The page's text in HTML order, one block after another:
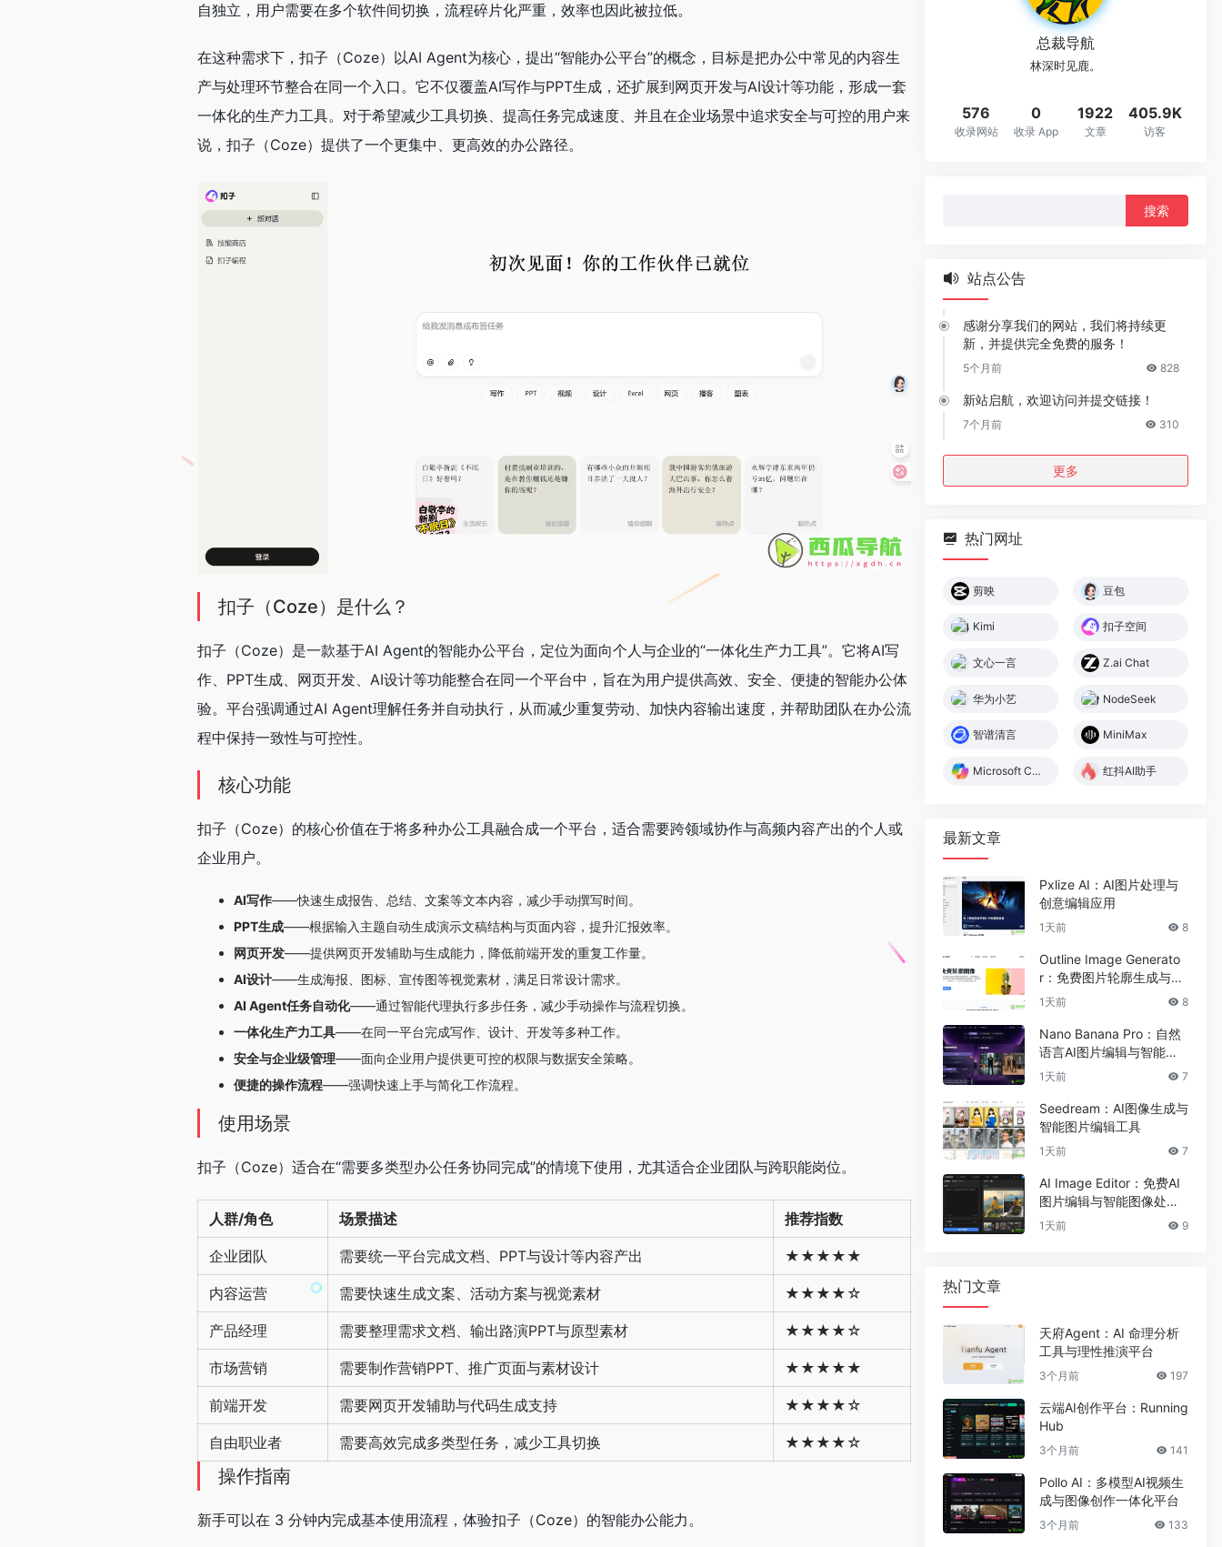
自独立，用户需要在多个软件间切换，流程碎片化严重，效率也因此被拉低。
在这种需求下，扣子（Coze）以AI Agent为核心，提出“智能办公平台”的概念，目标是把办公中常见的内容生
产与处理环节整合在同一个入口。它不仅覆盖AI写作与PPT生成，还扩展到网页开发与AI设计等功能，形成一套
一体化的生产力工具。对于希望减少工具切换、提高任务完成速度、并且在企业场景中追求安全与可控的用户来
说，扣子（Coze）提供了一个更集中、更高效的办公路径。
扣子（Coze）是什么？
扣子（Coze）是一款基于AI Agent的智能办公平台，定位为面向个人与企业的“一体化生产力工具”。它将AI写
作、PPT生成、网页开发、AI设计等功能整合在同一个平台中，旨在为用户提供高效、安全、便捷的智能办公体
验。平台强调通过AI Agent理解任务并自动执行，从而减少重复劳动、加快内容输出速度，并帮助团队在办公流
程中保持一致性与可控性。
核心功能
扣子（Coze）的核心价值在于将多种办公工具融合成一个平台，适合需要跨领域协作与高频内容产出的个人或
企业用户。
AI写作——快速生成报告、总结、文案等文本内容，减少手动撰写时间。
PPT生成——根据输入主题自动生成演示文稿结构与页面内容，提升汇报效率。
网页开发——提供网页开发辅助与生成能力，降低前端开发的重复工作量。
AI设计——生成海报、图标、宣传图等视觉素材，满足日常设计需求。
AI Agent任务自动化——通过智能代理执行多步任务，减少手动操作与流程切换。
一体化生产力工具——在同一平台完成写作、设计、开发等多种工作。
安全与企业级管理——面向企业用户提供更可控的权限与数据安全策略。
便捷的操作流程——强调快速上手与简化工作流程。
使用场景
扣子（Coze）适合在“需要多类型办公任务协同完成”的情境下使用，尤其适合企业团队与跨职能岗位。
人群/角色 场景描述 推荐指数
企业团队 需要统一平台完成文档、PPT与设计等内容产出 ★★★★★
内容运营 需要快速生成文案、活动方案与视觉素材 ★★★★☆
产品经理 需要整理需求文档、输出路演PPT与原型素材 ★★★★☆
市场营销 需要制作营销PPT、推广页面与素材设计 ★★★★★
前端开发 需要网页开发辅助与代码生成支持 ★★★★☆
自由职业者 需要高效完成多类型任务，减少工具切换 ★★★★☆
操作指南
新手可以在 3 分钟内完成基本使用流程，体验扣子（Coze）的智能办公能力。
总裁导航
林深时见鹿。
576
收录网站
0
收录 App
1922
文章
405.9K
访客
站点公告
感谢分享我们的网站，我们将持续更
新，并提供完全免费的服务！
5个月前 828
新站启航，欢迎访问并提交链接！
7个月前 310
更多
热门网址
剪映 豆包
Kimi 扣子空间
文心一言 Z.ai Chat
华为小艺 NodeSeek
智谱清言 MiniMax
Microsoft Copilot 红抖AI助手
最新文章
Pxlize AI：AI图片处理与
创意编辑应用
1天前 8
Outline Image Generato
r：免费图片轮廓生成与在
线图像编辑工具
1天前 8
Nano Banana Pro：自然
语言AI图片编辑与智能图
像处理工具
1天前 7
Seedream：AI图像生成与
智能图片编辑工具
1天前 7
AI Image Editor：免费AI
图片编辑与智能图像处理
工具
1天前 9
热门文章
天府Agent：AI 命理分析
工具与理性推演平台
3个月前 197
云端AI创作平台：Running
Hub
3个月前 141
Pollo AI：多模型AI视频生
成与图像创作一体化平台
3个月前 133